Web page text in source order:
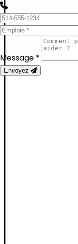
Message *
Envoyez